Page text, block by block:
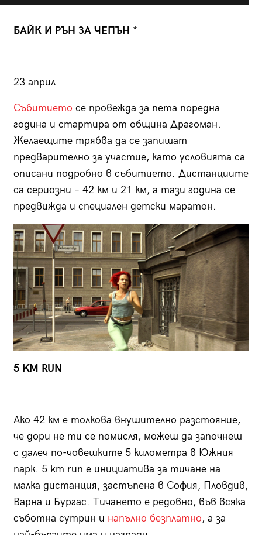
БАЙК И РЪН ЗА ЧЕПЪН *
23 април
Събитието се провежда за пета поредна
година и стартира от община Драгоман.
Желаещите трябва да се запишат
предварително за участие, като условията са
описани подробно в събитието. Дистанциите
са сериозни – 42 км и 21 км, а тази година се
предвижда и специален детски маратон.
5 KM RUN
Ако 42 км е толкова внушително разстояние,
че дори не ти се помисля, можеш да започнеш
с далеч по-човешките 5 километра в Южния
парк. 5 km run е инициатива за тичане на
малка дистанция, застъпена в София, Пловдив,
Варна и Бургас. Тичането е редовно, във всяка
съботна сутрин и напълно безплатно, а за